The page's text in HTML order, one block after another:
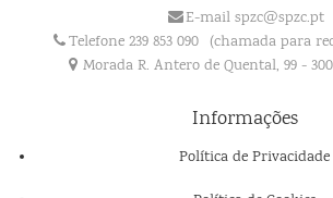
E-mail spzc@spzc.pt
Telefone 239 853 090 (chamada para
Morada R. Antero de Quental, 99 -
Informações
Política de Privacidade